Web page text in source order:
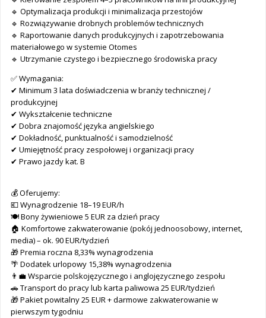
🔹 Optymalizacja produkcji i minimalizacja przestojów
🔹 Rozwiązywanie drobnych problemów technicznych
🔹 Raportowanie danych produkcyjnych i zapotrzebowania
materiałowego w systemie Otomes
🔹 Utrzymanie czystego i bezpiecznego środowiska pracy
✅ Wymagania:
✔ Minimum 3 lata doświadczenia w branży technicznej /
produkcyjnej
✔ Wykształcenie techniczne
✔ Dobra znajomość języka angielskiego
✔ Dokładność, punktualność i samodzielność
✔ Umiejętność pracy zespołowej i organizacji pracy
✔ Prawo jazdy kat. B
💰 Oferujemy:
💶 Wynagrodzenie 18–19 EUR/h
🍽 Bony żywieniowe 5 EUR za dzień pracy
🏠 Komfortowe zakwaterowanie (pokój jednoosobowy, internet,
media) – ok. 90 EUR/tydzień
🎁 Premia roczna 8,33% wynagrodzenia
🌴 Dodatek urlopowy 15,38% wynagrodzenia
👨‍💼 Wsparcie polskojęzycznego i anglojęzycznego zespołu
🚗 Transport do pracy lub karta paliwowa 25 EUR/tydzień
🎁 Pakiet powitalny 25 EUR + darmowe zakwaterowanie w
pierwszym tygodniu